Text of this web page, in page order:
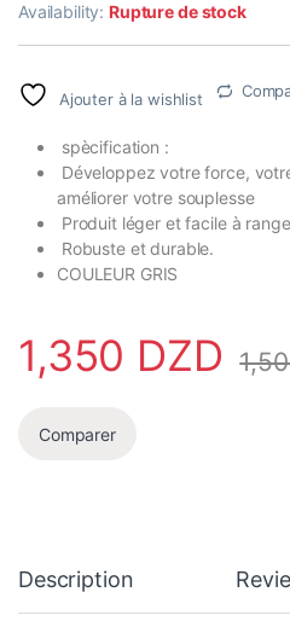
Availability:Rupture de stock
Ajouter à la wishlist
spècification :
Développez votre force,
améliorer votre souplesse
Produit léger et facile à
Robuste et durable.
COULEUR GRIS
1,350 DZD
Comparer
Description